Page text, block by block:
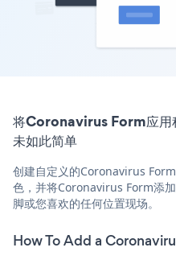
将Coronavirus Form应用
未如此简单
创建自定义的Coronavirus
色，并将Coronavirus Form添
脚或您喜欢的任何位置现场。
How To Add a